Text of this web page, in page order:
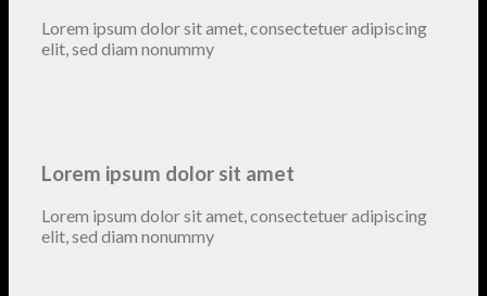
Lorem ipsum dolor sit amet, consectetuer adipiscing
elit, sed diam nonummy
Lorem ipsum dolor sit amet
Lorem ipsum dolor sit amet, consectetuer adipiscing
elit, sed diam nonummy